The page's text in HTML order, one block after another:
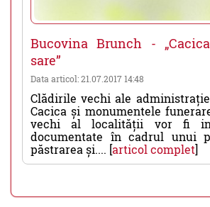
Bucovina Brunch -
sare”
Data articol: 21.07.2017 14:48
Clădirile vechi ale
Cacica și monumentele
vechi al localității vor fi
documentate în cadrul unui
păstrarea și.... [articol complet]